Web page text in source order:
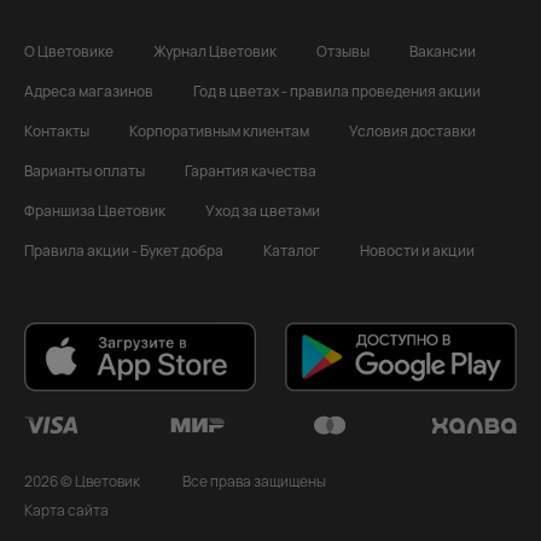
О Цветовике Журнал Цветовик Отзывы
Вакансии
Адреса магазинов
Год в цветах - правила проведения акции
Контакты
Корпоративным клиентам
Условия доставки
Варианты оплаты
Гарантия качества
Франшиза Цветовик
Уход за цветами
Правила акции - Букет добра
Каталог Новости и акции
2026 © Цветовик
Все права защищены
Карта сайта